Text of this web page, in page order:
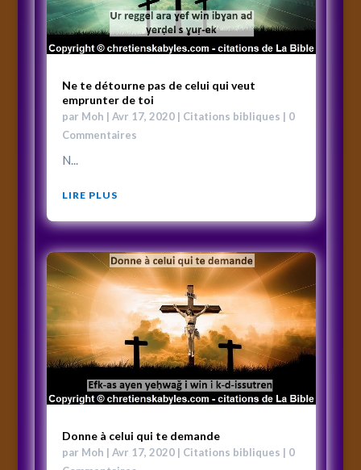
Ne te détourne pas de celui qui veut
emprunter de toi
par Moh | Avr 17, 2020| Citations bibliques | 0
Commentaires
N...
LIRE PLUS
Donne à celui qui te demande
par Moh | Avr 17, 2020| Citations bibliques | 0